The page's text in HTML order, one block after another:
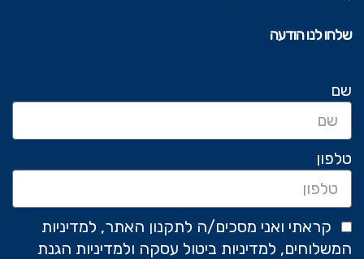
שלחו לנו הודעה
שם
טלפון
קראתי ואני מסכים/ה לתקנון האתר, למדיניות
המשלוחים, למדיניות ביטול עסקה ולמדיניות הגנת